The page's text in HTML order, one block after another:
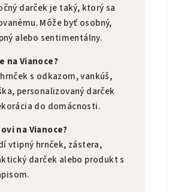
darček je taký, ktorý sa
Môže byť osobný,
alebo sentimentálny.
na Vianoce?
s odkazom, vankúš,
personalizovaný darček
do domácnosti.
na Vianoce?
vtipný hrnček, zástera,
darček alebo produkt s